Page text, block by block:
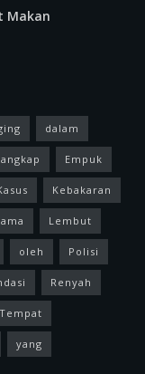
Makan
dalam
Empuk
Kebakaran
Lembut
oleh Polisi
Renyah
Tempat
yang